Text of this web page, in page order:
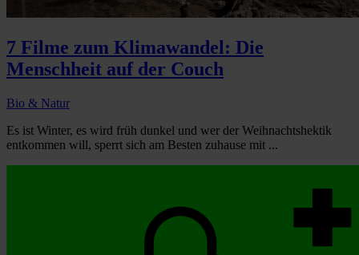
7 Filme zum Klimawandel: Die
Menschheit auf der Couch
Bio & Natur
Es ist Winter, es wird früh dunkel und wer der Weihnachtshektik
entkommen will, sperrt sich am Besten zuhause mit ...